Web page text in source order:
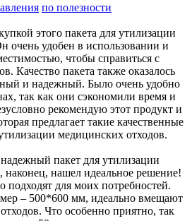
по полезности
этого пакета для утилизации
очень удобен в использовании и
чтобы справиться с
Качество пакета также оказалось
и надежный. Было очень удобно
так как они сэкономили время и
рекомендую этот продукт и
предлагает такие качественные
медицинских отходов.
пакет для утилизации
наконец, нашел идеальное решение!
подходят для моих потребностей.
– 500*600 мм, идеально вмещают
Что особенно приятно, так